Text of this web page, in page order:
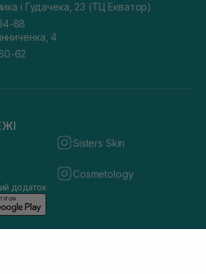
і Гудачека, 23 (ТЦ Екватор)
88
4
62
Sisters Skin
Cosmetology
додаток